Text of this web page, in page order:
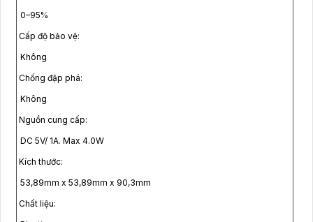
0–95%
Cấp độ bảo vệ:
Không
Chống đập phá:
Không
Nguồn cung cấp:
DC 5V/ 1A. Max 4.0W
Kích thước:
53,89mm x 53,89mm x 90,3mm
Chất liệu: